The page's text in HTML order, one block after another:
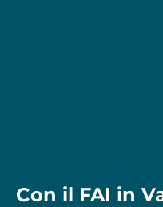
Con il FAI in